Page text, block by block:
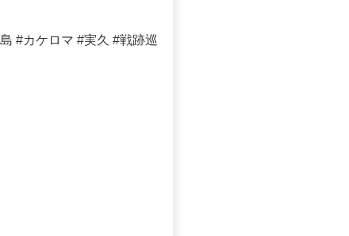
#カケロマ #実久 #戦跡巡